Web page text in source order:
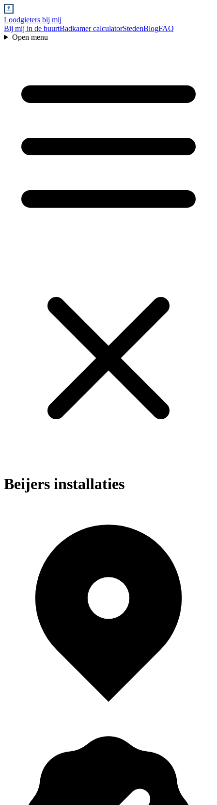
Loodgieters bij mij
Bij mij in de buurtBadkamer calculatorStedenBlogFAQ
Open menu
Beijers installaties